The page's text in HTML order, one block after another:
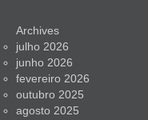
Archives
julho 2026
junho 2026
fevereiro 2026
outubro 2025
agosto 2025